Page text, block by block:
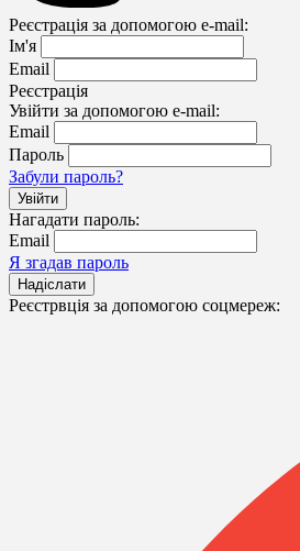
Реєстрація за допомогою e-mail:
Ім'я
Email
Реєстрація
Увійти за допомогою e-mail:
Email
Пароль
Забули пароль?
Нагадати пароль:
Email
Я згадав пароль
Реєстрвція за допомогою соцмереж: